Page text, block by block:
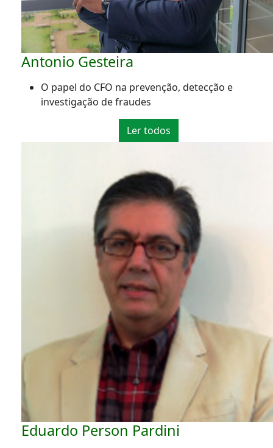
Antonio Gesteira
O papel do CFO na prevenção, detecção e
investigação de fraudes
Ler todos
Eduardo Person Pardini